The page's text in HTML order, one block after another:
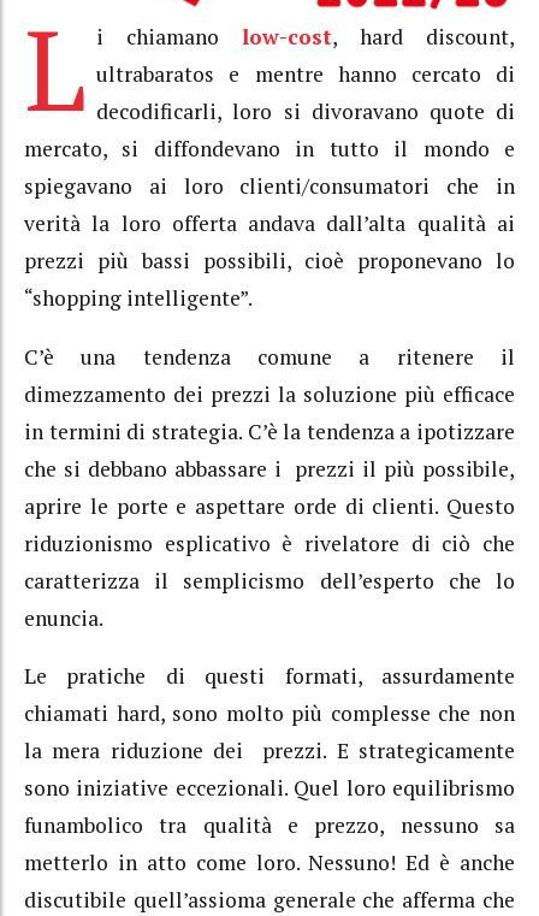
L i chiamanolow-cost, hard discount,
ultrabaratos e mentre hanno cercato di
decodificarli, loro si divoravano quote di
mercato, si diffondevano in tutto il mondo e
spiegavano ai loro clienti/consumatori che in
verità la loro offerta andava dall’alta qualità ai
prezzi più bassi possibili, cioè proponevano lo
“shopping intelligente”.
C’è una tendenza comune a ritenere il
dimezzamento dei prezzi la soluzione più efficace
in termini di strategia. C’è la tendenza a ipotizzare
che si debbano abbassare i prezzi il più possibile,
aprire le porte e aspettare orde di clienti. Questo
riduzionismo esplicativo è rivelatore di ciò che
caratterizza il semplicismo dell’esperto che lo
enuncia.
Le pratiche di questi formati, assurdamente
chiamati hard, sono molto più complesse che non
la mera riduzione dei prezzi. E strategicamente
sono iniziative eccezionali. Quel loro equilibrismo
funambolico tra qualità e prezzo, nessuno sa
metterlo in atto come loro. Nessuno! Ed è anche
discutibile quell’assioma generale che afferma che